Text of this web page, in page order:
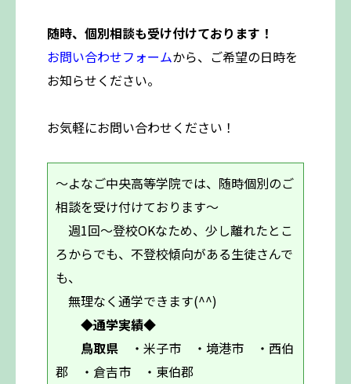
随時、個別相談も受け付けております！
お問い合わせフォームから、ご希望の日時を
お知らせください。
お気軽にお問い合わせください！
～よなご中央高等学院では、随時個別のご
相談を受け付けております～
週1回～登校OKなため、少し離れたとこ
ろからでも、不登校傾向がある生徒さんで
も、
無理なく通学できます(^^)
◆通学実績◆
鳥取県 ・米子市 ・境港市 ・西伯
郡 ・倉吉市 ・東伯郡